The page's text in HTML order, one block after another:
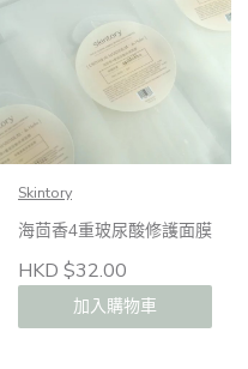
Skintory
海茴香4重玻尿酸修護面膜
HKD $32.00
加入購物車